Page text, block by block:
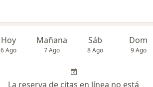
Hoy
6 Ago
Mañana
7 Ago
Sáb
8 Ago
Dom
9 Ago
La reserva de citas en línea no está